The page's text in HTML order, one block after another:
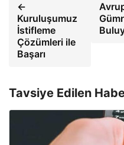
←
Kuruluşumuz
İstifleme
Çözümleri ile
Başarı
Tavsiye Edilen